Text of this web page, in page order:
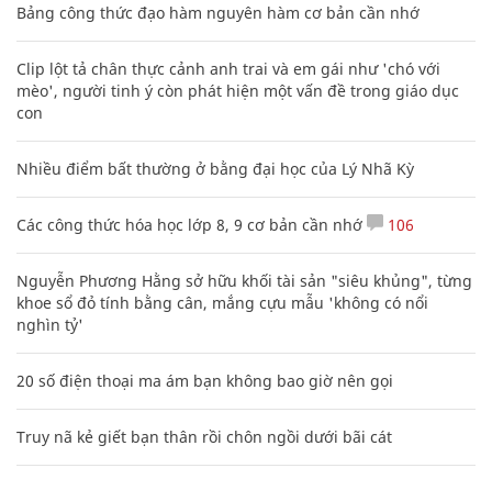
Bảng công thức đạo hàm nguyên hàm cơ bản cần nhớ
Clip lột tả chân thực cảnh anh trai và em gái như 'chó với
mèo', người tinh ý còn phát hiện một vấn đề trong giáo dục
con
Nhiều điểm bất thường ở bằng đại học của Lý Nhã Kỳ
Các công thức hóa học lớp 8, 9 cơ bản cần nhớ 106
Nguyễn Phương Hằng sở hữu khối tài sản "siêu khủng", từng
khoe sổ đỏ tính bằng cân, mắng cựu mẫu 'không có nổi
nghìn tỷ'
20 số điện thoại ma ám bạn không bao giờ nên gọi
Truy nã kẻ giết bạn thân rồi chôn ngồi dưới bãi cát